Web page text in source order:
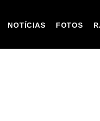
NOTÍCIAS FOTOS